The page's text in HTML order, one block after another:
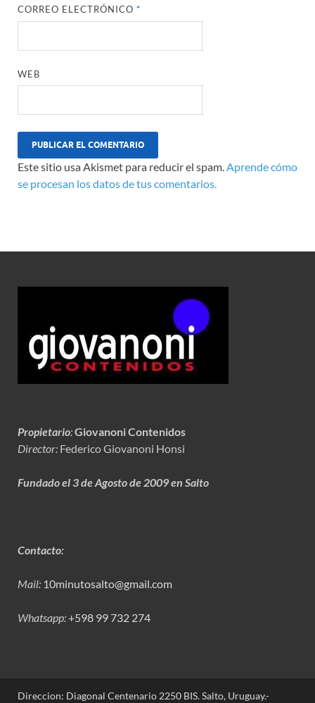
CORREO ELECTRÓNICO*
WEB
Este sitio usa Akismet para reducir el spam.Aprende cómo
se procesan los datos de tus comentarios.
Propietario:Giovanoni Contenidos
Director: Federico Giovanoni Honsi
Fundado el 3 de Agosto de 2009 en Salto
Contacto:
Mail: 10minutosalto@gmail.com
Whatsapp:+598 99 732 274
Direccion: Diagonal Centenario 2250 BIS. Salto, Uruguay.-